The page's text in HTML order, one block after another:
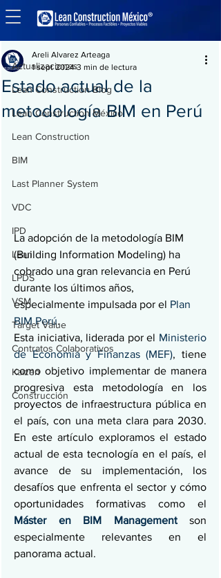
Entrada
Actualizaciones
Lean Construction Blog
Lean Construction México
Lean Construction
BIM
Last Planner System
VDC
IPD
Lean
LPDS
VSM
Target Value
Contratos Colaborativos
Kaizen
Construcción
Estado actual de la
metodología BIM en Perú
Areli Alvarez Arteaga
1 sept 2024 3 min de lectura
La adopción de la metodología BIM
(Building Information Modeling) ha
cobrado una gran relevancia en Perú
durante los últimos años,
especialmente impulsada por el Plan
BIM Perú.
Esta iniciativa, liderada por el Ministerio
de Economía y Finanzas (MEF), tiene
como objetivo implementar de manera
progresiva esta metodología en los
proyectos de infraestructura pública en
el país, con una meta clara para 2030.
En este artículo exploramos el estado
actual de esta tecnología en el país, el
avance de su implementación, los
desafíos que enfrenta el sector y cómo
Máster en BIM Management son
especialmente relevantes en el
panorama actual.